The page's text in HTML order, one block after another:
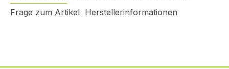
Frage zum Artikel Herstellerinformationen